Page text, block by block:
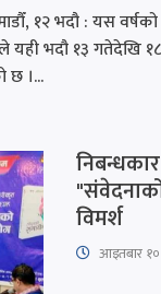
१२ भदौ : यस वर्षको
यही भदौ १३ गतेदेखि
छ ।...
विमर्श
आइतबार​